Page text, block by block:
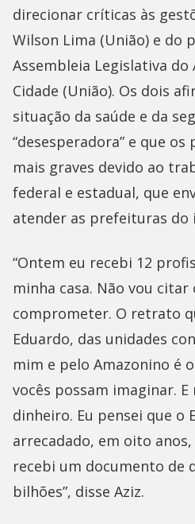
direcionar críticas às
Wilson Lima (União) e do
Assembleia Legislativa do
Cidade (União). Os dois
situação da saúde e da
“desesperadora” e que
mais graves devido ao
federal e estadual, que
atender as prefeituras do
“Ontem eu recebi 12
minha casa. Não vou
comprometer. O retrato
Eduardo, das unidades
mim e pelo Amazonino é
vocês possam imaginar.
dinheiro. Eu pensei que o
arrecadado, em oito anos,
recebi um documento de
bilhões”, disse Aziz.